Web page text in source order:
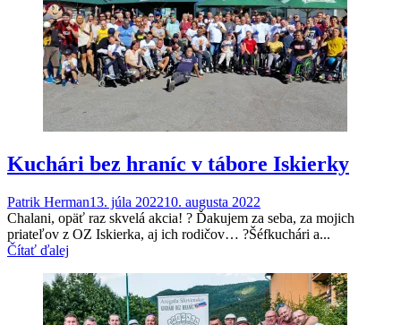
Kuchári bez hraníc v tábore Iskierky
Patrik Herman13. júla 202210. augusta 2022
Chalani, opäť raz skvelá akcia! ? Ďakujem za seba, za mojich
priateľov z OZ Iskierka, aj ich rodičov… ?Šéfkuchári a...
Čítať ďalej